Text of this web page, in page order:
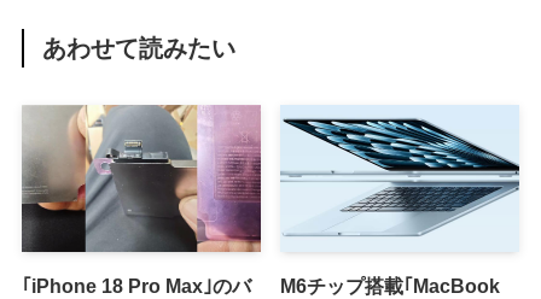
あわせて読みたい
｢iPhone 18 Pro Max｣のバ
M6チップ搭載｢MacBook